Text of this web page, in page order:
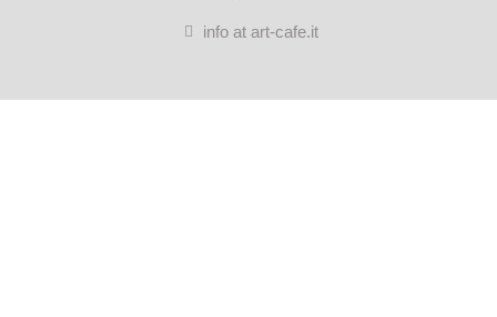
info at art-cafe.it